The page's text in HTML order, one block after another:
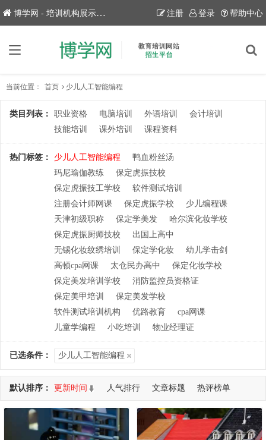
博学网 - 培训机构展示平台！ 注册 登录 帮助中心
当前位置： 首页 少儿人工智能编程
类目列表： 职业资格 电脑培训 外语培训
会计培训
技能培训
课外培训 课程资料
热门标签： 少儿人工智能编程
鸭血粉丝汤
玛尼瑜伽教练
保定虎振技校
保定虎振技工学校
软件测试培训
注册会计师网课
保定虎振学校
少儿编程课
天津初级职称
保定学美发
哈尔滨化妆学校
保定虎振厨师技校
出国上高中
无锡化妆纹绣培训
保定学化妆
幼儿学击剑
高顿cpa网课
太仓民办高中
保定化妆学校
保定美发培训学校
消防监控员资格证
保定美甲培训
保定美发学校
软件测试培训机构
优路教育
cpa网课
儿童学编程
小吃培训 物业经理证
已选条件： 少儿人工智能编程
默认排序： 更新时间 人气排行 文章标题
热评榜单
共查询到 106 个DEMO